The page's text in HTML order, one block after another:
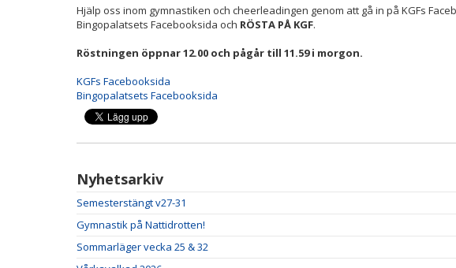
Hjälp oss inom gymnastiken och cheerleadingen genom att gå in på KGFs
Bingopalatsets Facebooksida och RÖSTA PÅ KGF.
Röstningen öppnar 12.00 och pågår till 11.59 i morgon.
KGFs Facebooksida
Bingopalatsets Facebooksida
Nyhetsarkiv
Semesterstängt v27-31
Gymnastik på Nattidrotten!
Sommarläger vecka 25 & 32